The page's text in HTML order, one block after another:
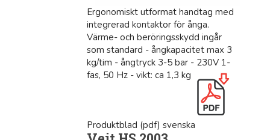
Ergonomiskt utformat handtag med
integrerad kontaktor för ånga.
Värme- och beröringsskydd ingår
som standard - ångkapacitet max 3
kg/tim - ångtryck 3-5 bar - 230V 1-
fas, 50 Hz - vikt: ca 1,3 kg
Produktblad (pdf) svenska